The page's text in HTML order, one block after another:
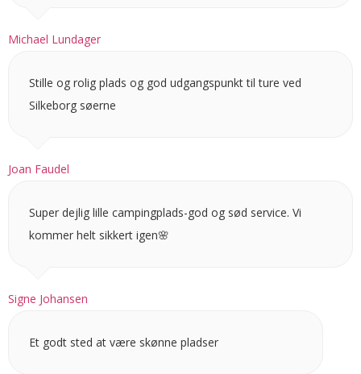
Michael Lundager
Joan Faudel
Stille og rolig plads og god udgangspunkt til ture ved
Silkeborg søerne
Signe Johansen
Super dejlig lille campingplads-god og sød service. Vi
kommer helt sikkert igen🌸
Et godt sted at være skønne pladser